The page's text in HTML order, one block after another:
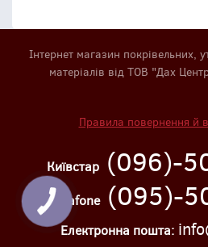
Інтернет магазин покрівельних,
матеріалів від ТОВ "Дах
Правила повернення й
Київстар(096)-
Vodafone(095)-
Електронна пошта: